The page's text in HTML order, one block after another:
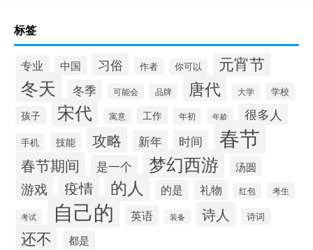
标签
专业 中国 习俗 作者 你可以 元宵节
冬天 冬季 可能会 品牌 唐代 大学 学校
孩子 宋代 寓意 工作 年初 年龄 很多人
手机 技能 攻略 新年 时间 春节
春节期间 是一个 梦幻西游 汤圆
游戏 疫情 的人 的是 礼物 红包 考生
考试 自己的 英语 装备 诗人 诗词
还不 都是